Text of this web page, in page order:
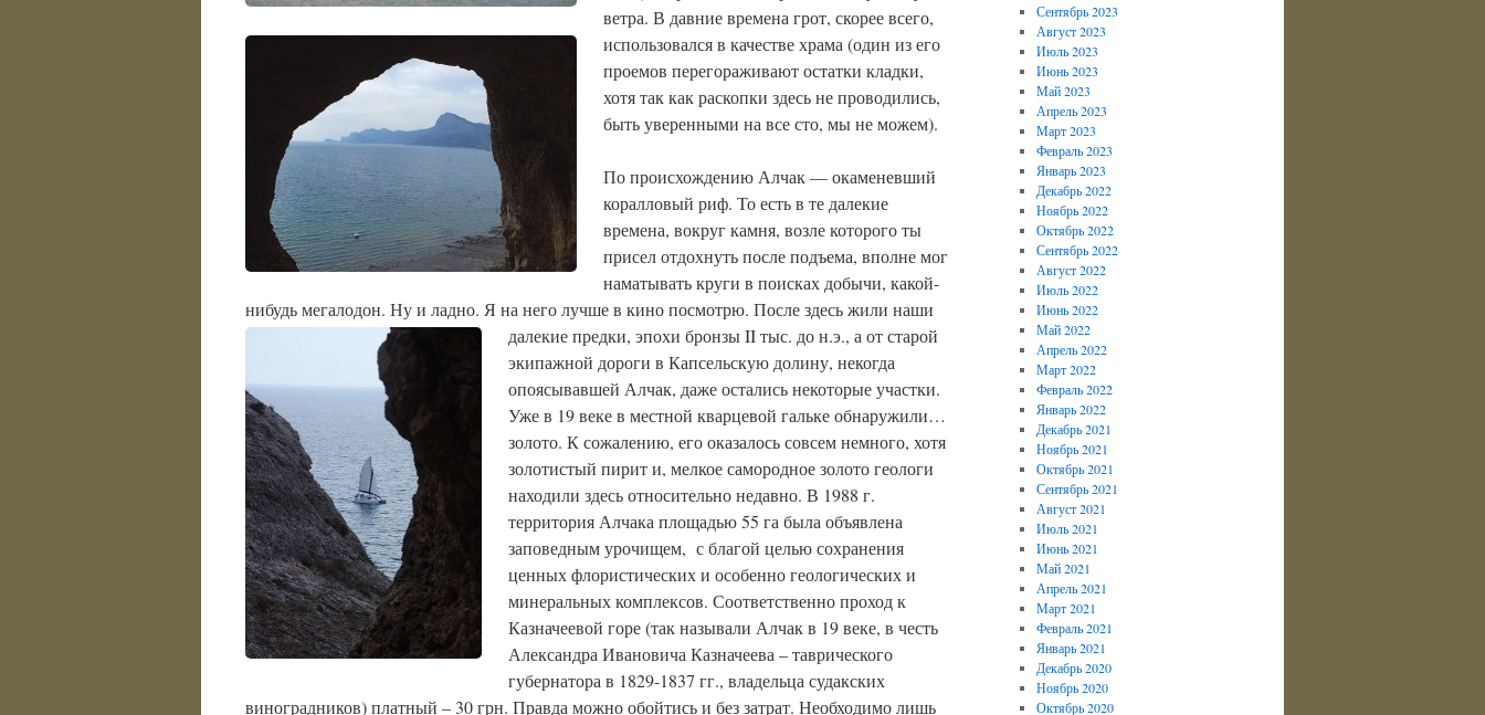
ветра. В давние времена грот, скорее всего,
использовался в качестве храма (один из его
проемов перегораживают остатки кладки,
хотя так как раскопки здесь не проводились,
быть уверенными на все сто, мы не можем).
По происхождению Алчак — окаменевший
коралловый риф. То есть в те далекие
времена, вокруг камня, возле которого ты
присел отдохнуть после подъема, вполне мог
наматывать круги в поисках добычи, какой-
нибудь мегалодон. Ну и ладно. Я на него лучше в кино посмотрю. После здесь жили наши
далекие предки, эпохи бронзы II тыс. до н.э., а от старой
экипажной дороги в Капсельскую долину, некогда
опоясывавшей Алчак, даже остались некоторые участки.
Уже в 19 веке в местной кварцевой гальке обнаружили…
золото. К сожалению, его оказалось совсем немного, хотя
золотистый пирит и, мелкое самородное золото геологи
находили здесь относительно недавно. В 1988 г.
территория Алчака площадью 55 га была объявлена
заповедным урочищем, с благой целью сохранения
ценных флористических и особенно геологических и
минеральных комплексов. Соответственно проход к
Казначеевой горе (так называли Алчак в 19 веке, в честь
Александра Ивановича Казначеева – таврического
губернатора в 1829-1837 гг., владельца судакских
виноградников) платный – 30 грн. Правда можно обойтись и без затрат. Необходимо лишь
Сентябрь 2023
Август 2023
Июль 2023
Июнь 2023
Май 2023
Апрель 2023
Март 2023
Февраль 2023
Январь 2023
Декабрь 2022
Ноябрь 2022
Октябрь 2022
Сентябрь 2022
Август 2022
Июль 2022
Июнь 2022
Май 2022
Апрель 2022
Март 2022
Февраль 2022
Январь 2022
Декабрь 2021
Ноябрь 2021
Октябрь 2021
Сентябрь 2021
Август 2021
Июль 2021
Июнь 2021
Май 2021
Апрель 2021
Март 2021
Февраль 2021
Январь 2021
Декабрь 2020
Ноябрь 2020
Октябрь 2020